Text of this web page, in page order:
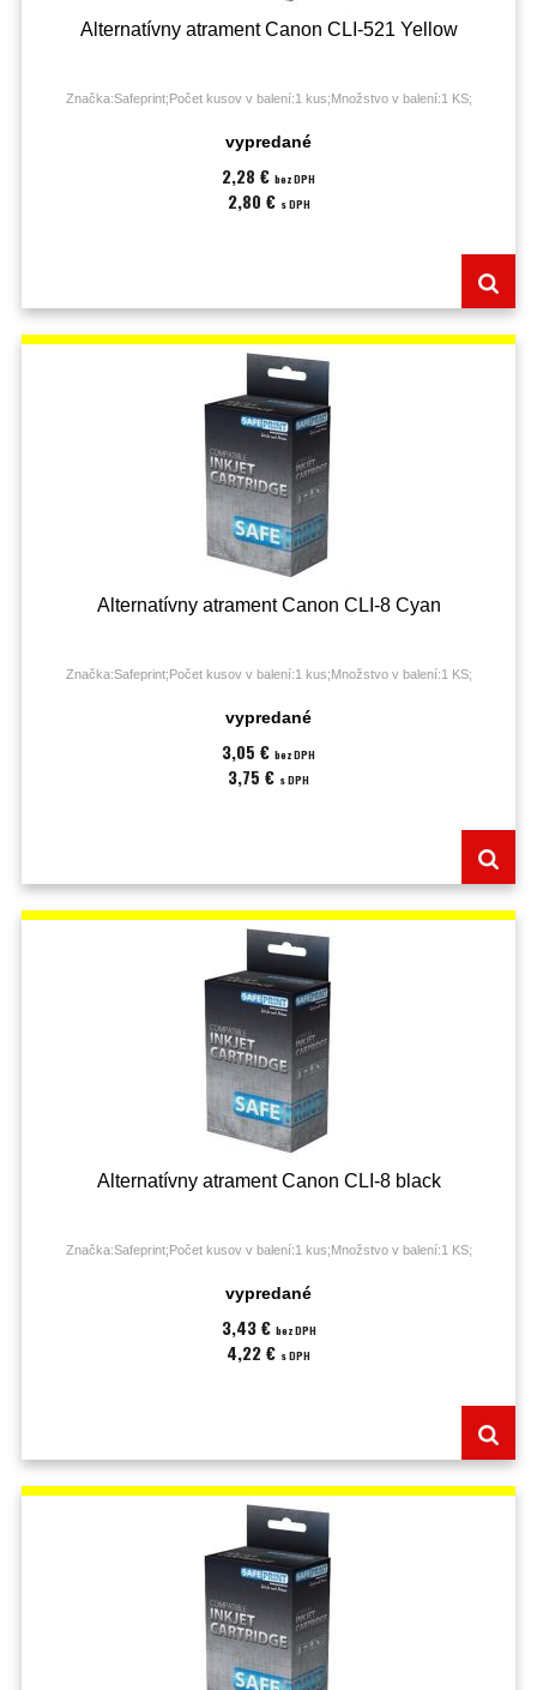
Alternatívny atrament Canon CLI-521 Yellow
Značka:Safeprint;Počet kusov v balení:1 kus;Množstvo v balení:1 KS;
vypredané
2,28 € bez DPH
2,80 € s DPH
Alternatívny atrament Canon CLI-8 Cyan
Značka:Safeprint;Počet kusov v balení:1 kus;Množstvo v balení:1 KS;
vypredané
3,05 € bez DPH
3,75 € s DPH
Alternatívny atrament Canon CLI-8 black
Značka:Safeprint;Počet kusov v balení:1 kus;Množstvo v balení:1 KS;
vypredané
3,43 € bez DPH
4,22 € s DPH